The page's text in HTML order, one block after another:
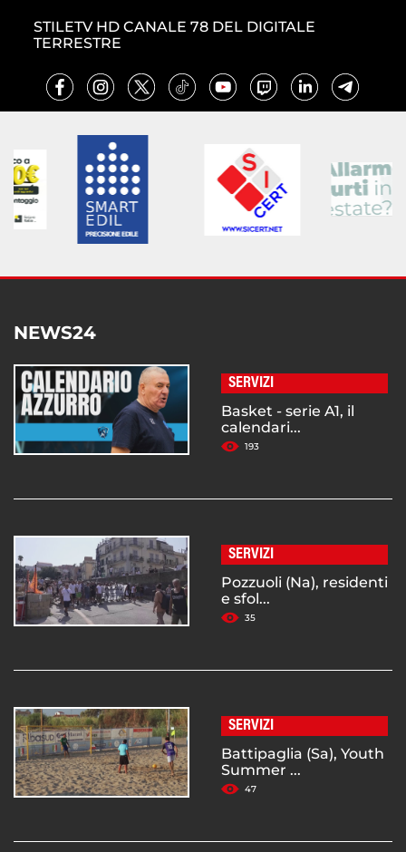
STILETV HD CANALE 78 DEL DIGITALE
TERRESTRE
NEWS24
SERVIZI
Basket - serie A1, il
calendari...
193
SERVIZI
Pozzuoli (Na), residenti
e sfol...
35
SERVIZI
Battipaglia (Sa), Youth
Summer ...
47